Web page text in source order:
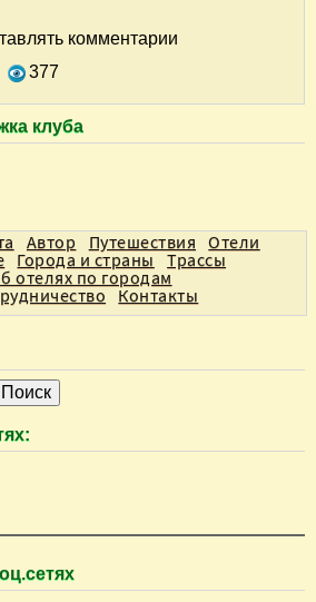
комментарии
377
клуба
Автор Путешествия
Отели
Города и страны Трассы
отелях по городам
Контакты